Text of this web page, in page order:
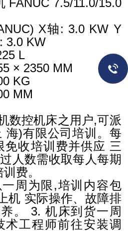
FANUC 7.5/11.0/15.0
X轴: 3.0 KW Y
3.0 KW
L
× 2350 MM
KG
MM
数控机床之用户,可派
海)有限公司培训。每
免收培训费并供应 三
人数需收取每人每期
费。
周为限,培训内容包
机 实际操作、故障排
。 3. 机床到货一周
术工程师前往安装调